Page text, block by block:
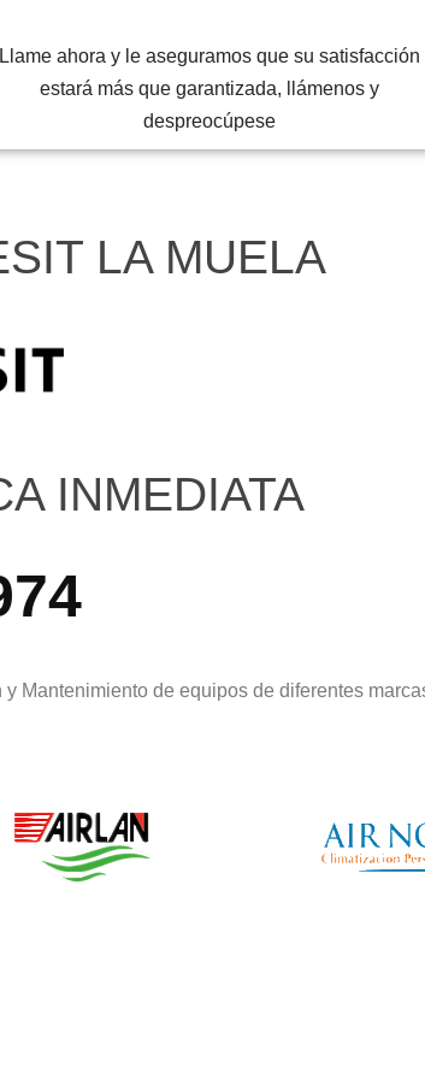
Llame ahora y le aseguramos que su satisfacción
estará más que garantizada, llámenos y
despreocúpese
LA MUELA
INMEDIATA
Mantenimiento de equipos de diferentes